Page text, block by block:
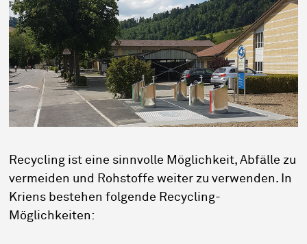
Recycling ist eine sinnvolle Möglichkeit, Abfälle zu
vermeiden und Rohstoffe weiter zu verwenden. In
Kriens bestehen folgende Recycling-
Möglichkeiten: